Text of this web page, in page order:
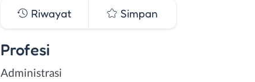
Riwayat Simpan
Profesi
Administrasi